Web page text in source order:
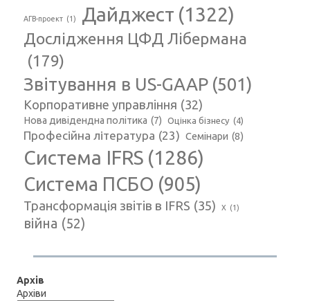
АГВ-проект (1) Дайджест (1322)
Дослідження ЦФД Лібермана
(179)
Звітування в US-GAAP (501)
Корпоративне управління (32)
Нова дивідендна політика (7) Оцінка бізнесу (4)
Професійна література (23) Семінари (8)
Система IFRS (1286)
Система ПСБО (905)
Трансформація звітів в IFRS (35) Х (1)
війна (52)
Архів
Архіви